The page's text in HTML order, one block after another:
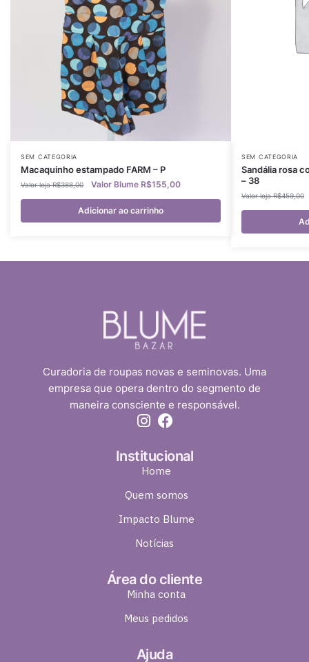
SEM CATEGORIA
Macaquinho estampado FARM – P
R$388,00 R$155,00
Adicionar ao carrinho
SEM CATEGORIA
Sandália rosa
– 38
R$459,00
Curadoria de roupas novas e seminovas. Uma
empresa que opera dentro do segmento de
maneira consciente e responsável.
Institucional
Home
Quem somos
Impacto Blume
Notícias
Área do cliente
Minha conta
Meus pedidos
Ajuda